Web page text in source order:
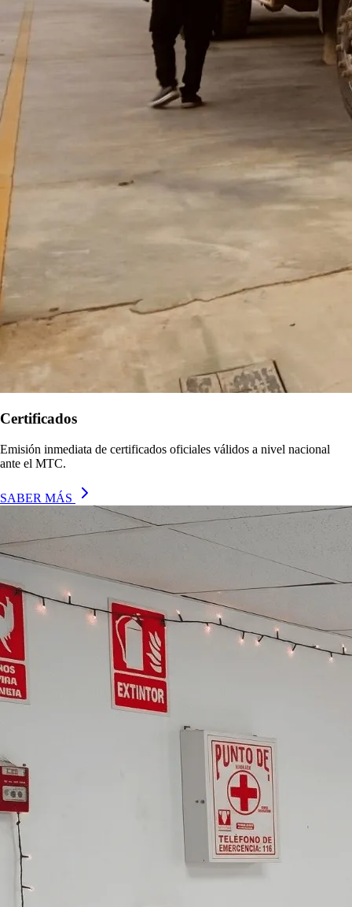
Certificados
Emisión inmediata de certificados oficiales válidos a nivel nacional
ante el MTC.
SABER MÁS